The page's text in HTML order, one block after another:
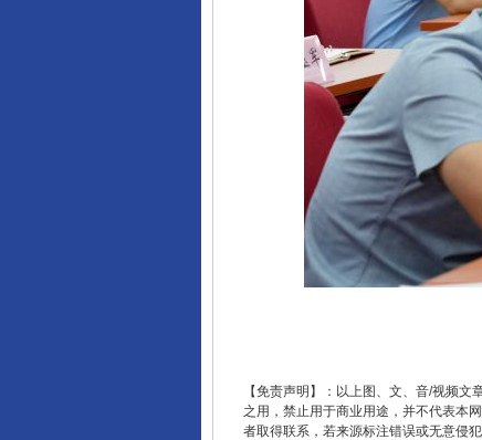
【免责声明】：以上图、文、音/视频
之用，禁止用于商业用途，并不代表本
者取得联系，若来源标注错误或无意侵
千年窑火 生生不息